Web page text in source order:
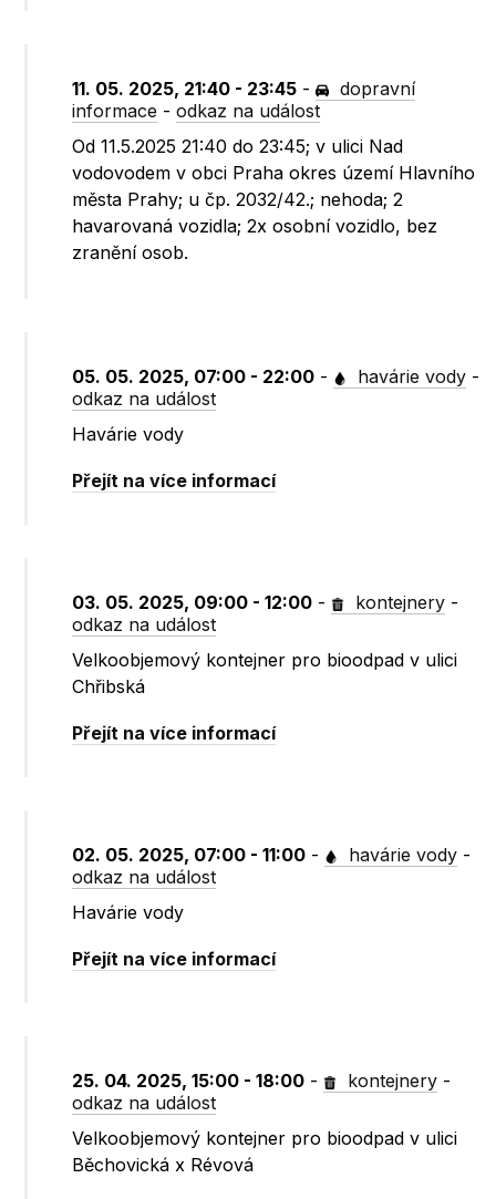
11. 05. 2025, 21:40 - 23:45 -
dopravní
informace -odkaz na událost
Od 11.5.2025 21:40 do 23:45; v ulici Nad
vodovodem v obci Praha okres území Hlavního
města Prahy; u čp. 2032/42.; nehoda; 2
havarovaná vozidla; 2x osobní vozidlo, bez
zranění osob.
05. 05. 2025, 07:00 - 22:00 - havárie vody -
odkaz na událost
Havárie vody
Přejít na více informací
03. 05. 2025, 09:00 - 12:00 - kontejnery -
odkaz na událost
Velkoobjemový kontejner pro bioodpad v ulici
Chřibská
Přejít na více informací
02. 05. 2025, 07:00 - 11:00 - havárie vody -
odkaz na událost
Havárie vody
Přejít na více informací
25. 04. 2025, 15:00 - 18:00 - kontejnery -
odkaz na událost
Velkoobjemový kontejner pro bioodpad v ulici
Běchovická x Révová